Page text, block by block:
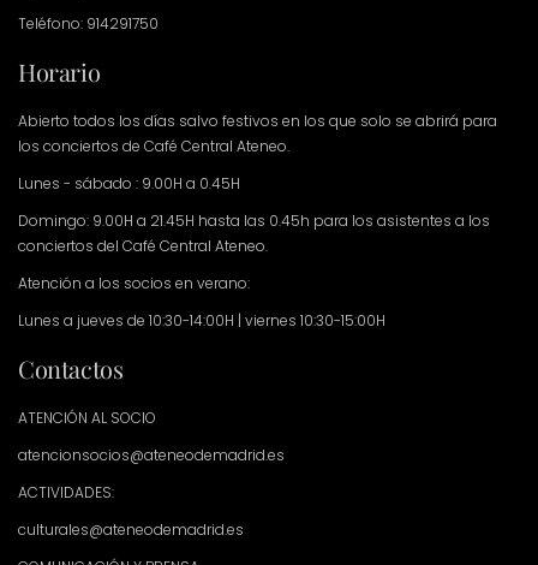
Teléfono: 914291750
Horario
Abierto todos los días salvo festivos en los que solo se abrirá para
los conciertos de Café Central Ateneo.
Lunes - sábado : 9.00H a 0.45H
Domingo: 9.00H a 21.45H hasta las 0.45h para los asistentes a los
conciertos del Café Central Ateneo.
Atención a los socios en verano:
Lunes a jueves de 10:30-14:00H | viernes 10:30-15:00H
Contactos
ATENCIÓN AL SOCIO
atencionsocios@ateneodemadrid.es
ACTIVIDADES:
culturales@ateneodemadrid.es